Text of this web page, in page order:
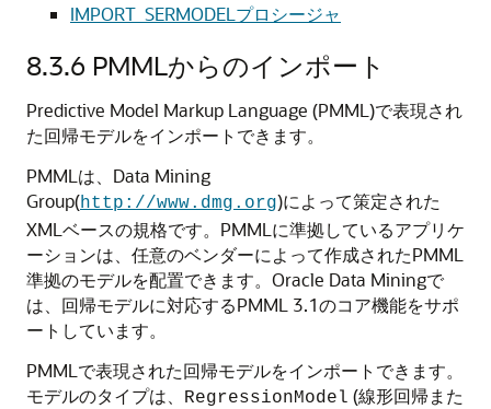
IMPORT_SERMODELプロシージャ
8.3.6 PMMLからのインポート
Predictive Model Markup Language (PMML)で表現され
た回帰モデルをインポートできます。
PMMLは、Data Mining
Group(http://www.dmg.org)によって策定された
XMLベースの規格です。PMMLに準拠しているアプリケ
ーションは、任意のベンダーによって作成されたPMML
準拠のモデルを配置できます。Oracle Data Miningで
は、回帰モデルに対応するPMML 3.1のコア機能をサポ
ートしています。
PMMLで表現された回帰モデルをインポートできます。
モデルのタイプは、
RegressionModel (線形回帰また